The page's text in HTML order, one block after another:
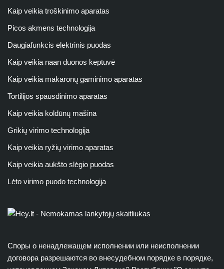
Kaip veikia troškinimo aparatas
Picos akmens technologija
Daugiafunkcis elektrinis puodas
Kaip veikia naan duonos keptuvė
Kaip veikia makaronų gaminimo aparatas
Tortilijos spausdinimo aparatas
Kaip veikia koldūnų mašina
Grikių virimo technologija
Kaip veikia ryžių virimo aparatas
Kaip veikia aukšto slėgio puodas
Lėto virimo puodo technologija
Споры о ненадлежащем исполнении или неисполнении
договора разрешаются во внесудебном порядке в порядке,